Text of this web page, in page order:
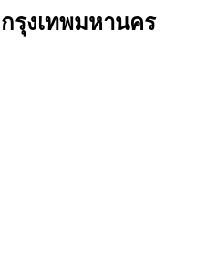
รุงเทพมหานคร